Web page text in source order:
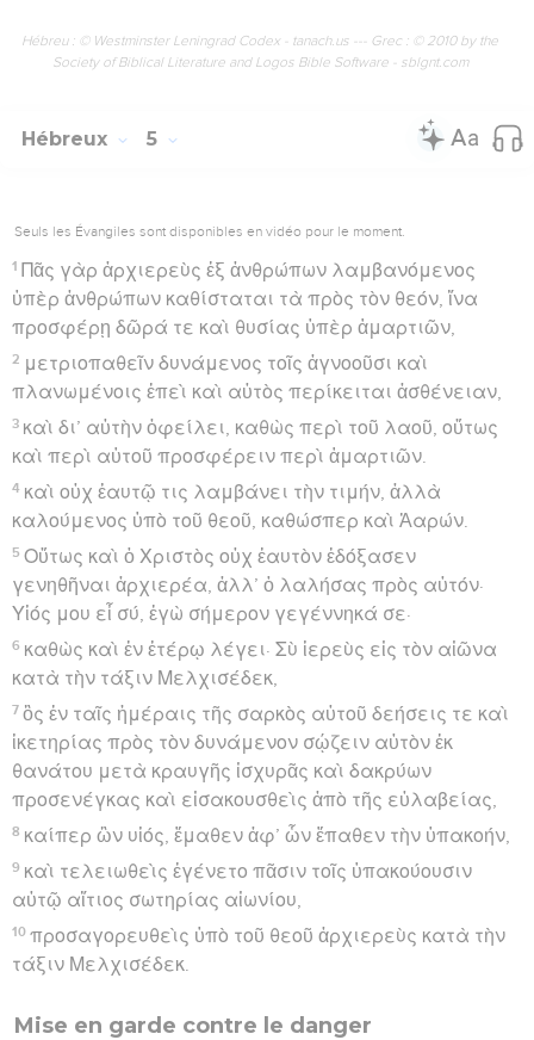
Hébreu : © Westminster Leningrad Codex - tanach.us --- Grec : © 2010 by the
Society of Biblical Literature and Logos Bible Software - sblgnt.com
Hébreux 5
Seuls les Évangiles sont disponibles en vidéo pour le moment.
1 Πᾶς γὰρ ἀρχιερεὺς ἐξ ἀνθρώπων λαμβανόμενος
ὑπὲρ ἀνθρώπων καθίσταται τὰ πρὸς τὸν θεόν, ἵνα
προσφέρῃ δῶρά τε καὶ θυσίας ὑπὲρ ἁμαρτιῶν,
2 μετριοπαθεῖν δυνάμενος τοῖς ἀγνοοῦσι καὶ
πλανωμένοις ἐπεὶ καὶ αὐτὸς περίκειται ἀσθένειαν,
3 καὶ δι’ αὐτὴν ὀφείλει, καθὼς περὶ τοῦ λαοῦ, οὕτως
καὶ περὶ αὑτοῦ προσφέρειν περὶ ἁμαρτιῶν.
4 καὶ οὐχ ἑαυτῷ τις λαμβάνει τὴν τιμήν, ἀλλὰ
καλούμενος ὑπὸ τοῦ θεοῦ, καθώσπερ καὶ Ἀαρών.
5 Οὕτως καὶ ὁ Χριστὸς οὐχ ἑαυτὸν ἐδόξασεν
γενηθῆναι ἀρχιερέα, ἀλλ’ ὁ λαλήσας πρὸς αὐτόν·
Υἱός μου εἶ σύ, ἐγὼ σήμερον γεγέννηκά σε·
6 καθὼς καὶ ἐν ἑτέρῳ λέγει· Σὺ ἱερεὺς εἰς τὸν αἰῶνα
κατὰ τὴν τάξιν Μελχισέδεκ,
7 ὃς ἐν ταῖς ἡμέραις τῆς σαρκὸς αὐτοῦ δεήσεις τε καὶ
ἱκετηρίας πρὸς τὸν δυνάμενον σῴζειν αὐτὸν ἐκ
θανάτου μετὰ κραυγῆς ἰσχυρᾶς καὶ δακρύων
προσενέγκας καὶ εἰσακουσθεὶς ἀπὸ τῆς εὐλαβείας,
8 καίπερ ὢν υἱός, ἔμαθεν ἀφ’ ὧν ἔπαθεν τὴν ὑπακοήν,
9 καὶ τελειωθεὶς ἐγένετο πᾶσιν τοῖς ὑπακούουσιν
αὐτῷ αἴτιος σωτηρίας αἰωνίου,
10 προσαγορευθεὶς ὑπὸ τοῦ θεοῦ ἀρχιερεὺς κατὰ τὴν
τάξιν Μελχισέδεκ.
Mise en garde contre le danger